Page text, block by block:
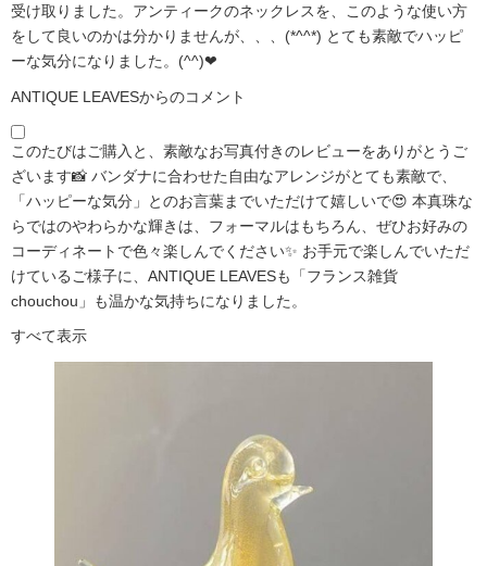
受け取りました。アンティークのネックレスを、このような使い方
をして良いのかは分かりませんが、、、(*^^*) とても素敵でハッピ
ーな気分になりました。(^^)❤
ANTIQUE LEAVESからのコメント
このたびはご購入と、素敵なお写真付きのレビューをありがとうご
ざいます📸 バンダナに合わせた自由なアレンジがとても素敵で、
「ハッピーな気分」とのお言葉までいただけて嬉しいで😍 本真珠な
らではのやわらかな輝きは、フォーマルはもちろん、ぜひお好みの
コーディネートで色々楽しんでください✨ お手元で楽しんでいただ
けているご様子に、ANTIQUE LEAVESも「フランス雑貨
chouchou」も温かな気持ちになりました。
すべて表示